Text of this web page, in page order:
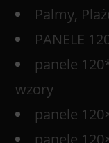
Palmy,
PANELE
panele
wzory
panele